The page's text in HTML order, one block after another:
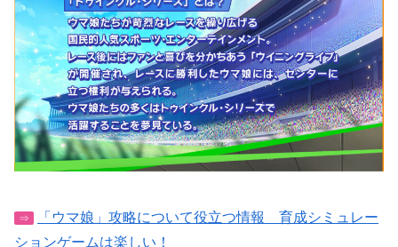
⇒
「ウマ娘」攻略について役立つ情報 育成シミュレー
ションゲームは楽しい！